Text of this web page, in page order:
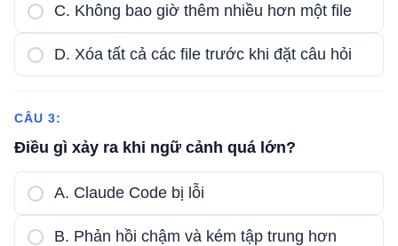
C. Không bao giờ thêm nhiều hơn một file
D. Xóa tất cả các file trước khi đặt câu hỏi
CÂU 3:
Điều gì xảy ra khi ngữ cảnh quá lớn?
A. Claude Code bị lỗi
B. Phản hồi chậm và kém tập trung hơn